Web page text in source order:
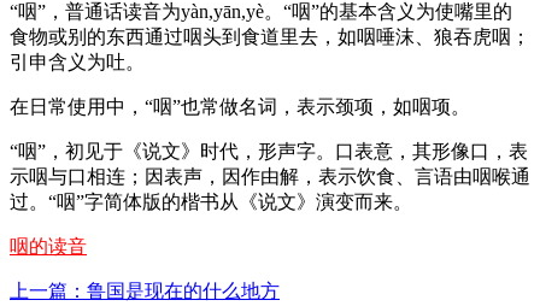
“咽”，普通话读音为yàn,yān,yè。“咽”的基本含义为使嘴里的
食物或别的东西通过咽头到食道里去，如咽唾沫、狼吞虎咽；
引申含义为吐。
在日常使用中，“咽”也常做名词，表示颈项，如咽项。
“咽”，初见于《说文》时代，形声字。口表意，其形像口，表
示咽与口相连；因表声，因作由解，表示饮食、言语由咽喉通
过。“咽”字简体版的楷书从《说文》演变而来。
咽的读音
上一篇：鲁国是现在的什么地方